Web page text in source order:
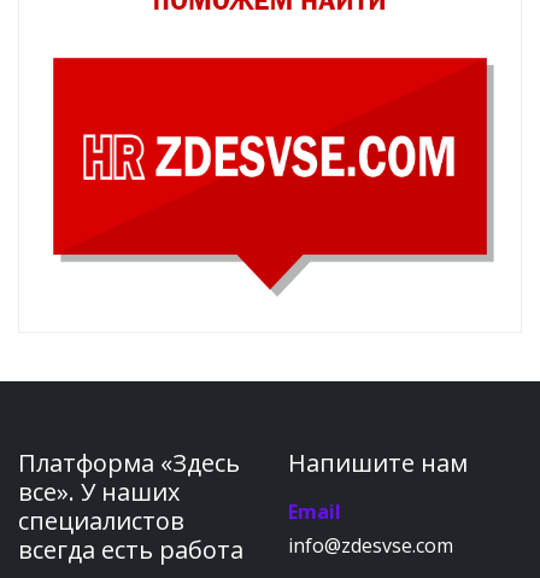
Платформа «Здесь
все». У наших
специалистов
всегда есть работа
Напишите нам
Email
info@zdesvse.com